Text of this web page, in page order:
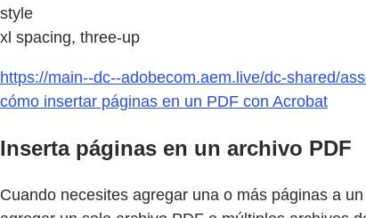
style
xl spacing, three-up
https://main--dc--adobecom.aem.live/dc-shared/
cómo insertar páginas en un PDF con Acrobat
Inserta páginas en un archivo PDF
Cuando necesites agregar una o más páginas a